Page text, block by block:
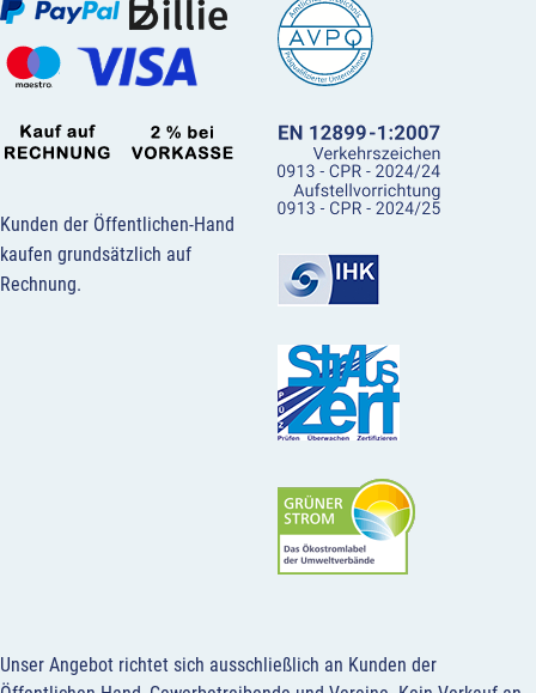
Kunden der Öffentlichen-Hand
kaufen grundsätzlich auf
Rechnung.
Unser Angebot richtet sich ausschließlich an Kunden der